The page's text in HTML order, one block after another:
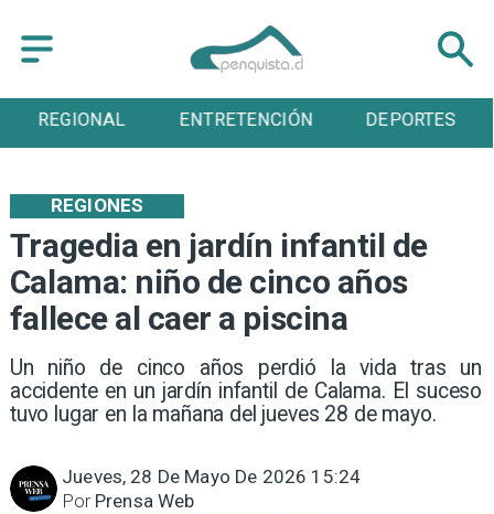
REGIONAL ENTRETENCIÓN DEPORTES
Tragedia en jardín infantil de
Calama: niño de cinco años
fallece al caer a piscina
Un niño de cinco años perdió la vida tras un
accidente en un jardín infantil de Calama. El suceso
tuvo lugar en la mañana del jueves 28 de mayo.
REGIONES
Jueves, 28 De Mayo De 2026 15:24
Prensa Web
Por